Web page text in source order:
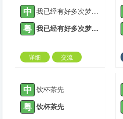
中 我已经有好多次梦到你在我家
粤 我已经有好多次梦到你喺我家
详细
交流
中 饮杯茶先
粤 饮杯茶先